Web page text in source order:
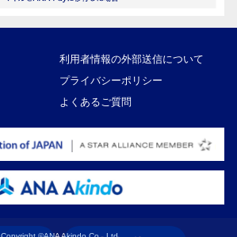
利用者情報の外部送信について
プライバシーポリシー
よくあるご質問